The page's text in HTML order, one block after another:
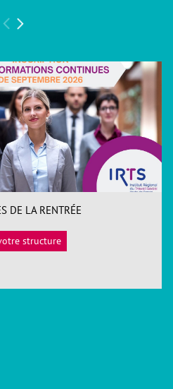
DE LA RENTRÉE
structure